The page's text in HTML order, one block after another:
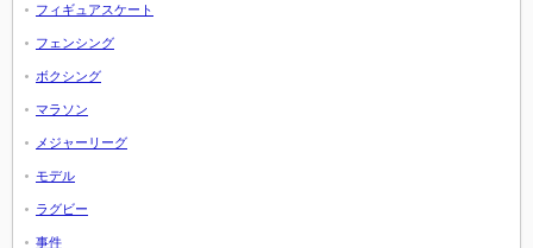
フィギュアスケート
フェンシング
ボクシング
マラソン
メジャーリーグ
モデル
ラグビー
事件